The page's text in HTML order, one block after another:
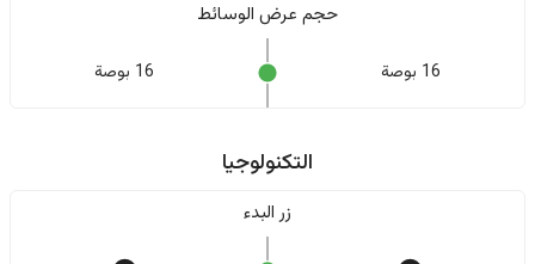
حجم عرض الوسائط
16 بوصة 16 بوصة
التكنولوجيا
زر البدء